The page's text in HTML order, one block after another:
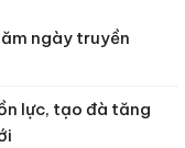
ngày truyền
lực, tạo đà tăng